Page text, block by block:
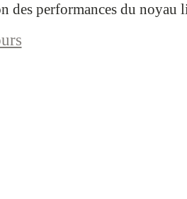
des performances du noyau